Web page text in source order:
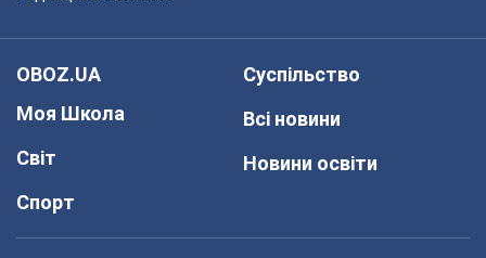
OBOZ.UA
Моя Школа
Світ
Спорт
Суспільство
Всі новини
Новини освіти